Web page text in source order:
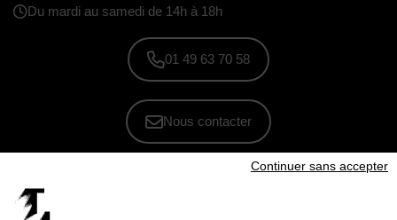
Continuer sans accepter
Du mardi au samedi de 14h à 18h
01 49 63 70 58
Nous contacter